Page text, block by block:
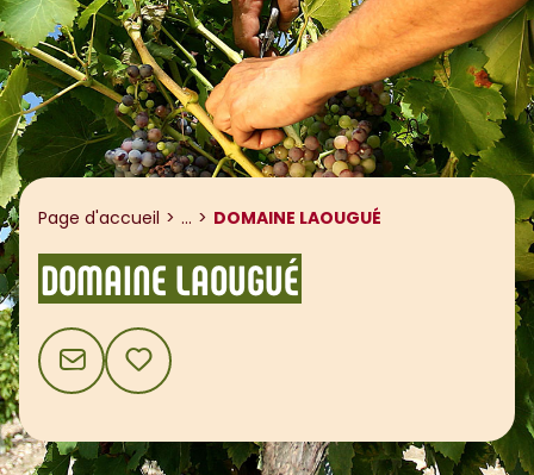
Page d'accueil ... Afficher le fil d'ariane
DOMAINE LAOUGUÉ
DOMAINE LAOUGUÉ
CONTACTAJOUTER AUX FAVORIS